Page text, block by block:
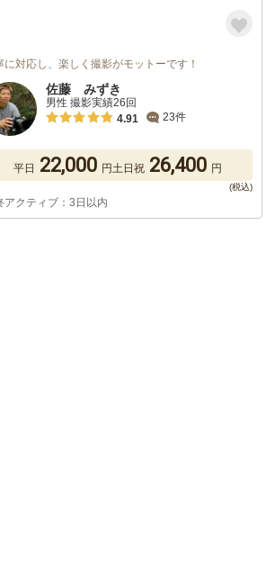
に対応し、楽しく撮影がモットーです！
佐藤 みずき
男性 撮影実績26回
4.91
23件
平日 22,000 円土日祝 26,400 円
アクティブ：3日以内